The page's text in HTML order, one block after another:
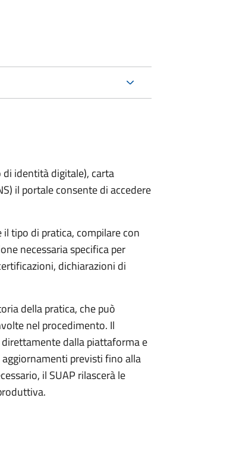
identità digitale), carta
il portale consente di accedere
tipo di pratica, compilare con
necessaria specifica per
dichiarazioni di
della pratica, che può
nel procedimento. Il
dalla piattaforma e
previsti fino alla
il SUAP rilascerà le